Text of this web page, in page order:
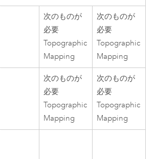
次のものが
必要
Topographic
Mapping
次のものが
必要
Topographic
Mapping
次のものが
必要
Topographic
Mapping
次のものが
必要
Topographic
Mapping